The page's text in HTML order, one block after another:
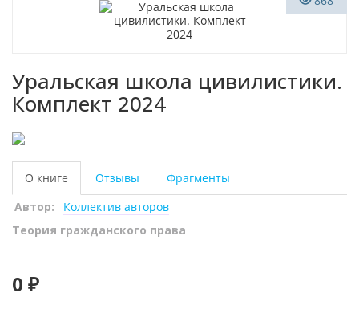
Уральская школа цивилистики.
Комплект 2024
О книге Отзывы
Фрагменты
Автор:
Коллектив авторов
Теория гражданского права
0 ₽